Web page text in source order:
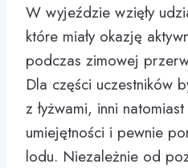
W wyjeździe wzięły
które miały okazję
podczas zimowej
Dla części uczestników
z łyżwami, inni
umiejętności i pewnie
lodu. Niezależnie od